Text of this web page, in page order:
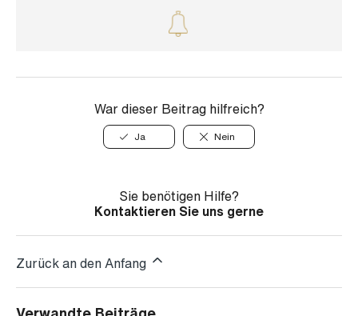
War dieser Beitrag hilfreich?
Ja Nein
Sie benötigen Hilfe?
Kontaktieren Sie uns gerne
Zurück an den Anfang
Verwandte Beiträge